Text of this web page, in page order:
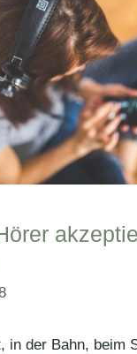
in der Bahn, beim